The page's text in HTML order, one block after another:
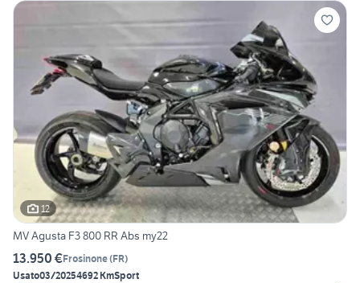
12
MV Agusta F3 800 RR Abs my22
13.950 €Frosinone(FR)
Usato03/20254692 KmSport